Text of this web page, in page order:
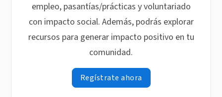
empleo, pasantías/prácticas y voluntariado
con impacto social. Además, podrás explorar
recursos para generar impacto positivo en tu
comunidad.
Regístrate ahora